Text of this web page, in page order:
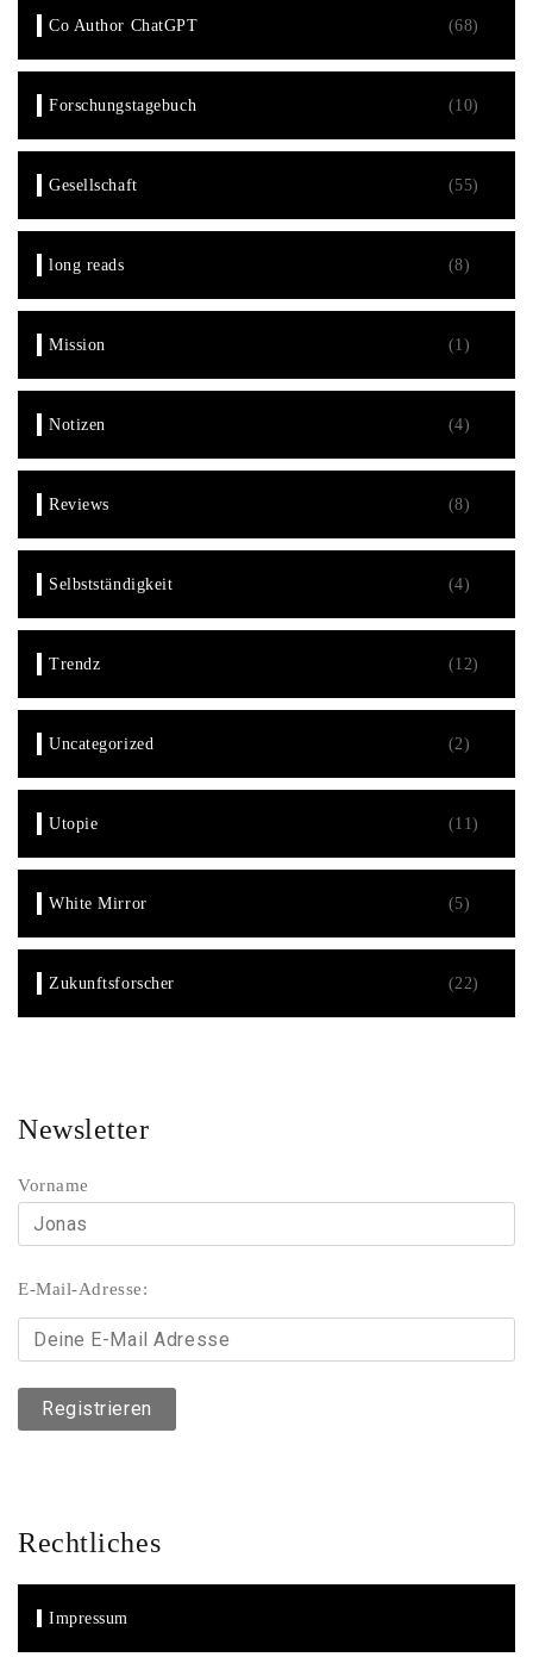
Co Author ChatGPT (68)
Forschungstagebuch (10)
Gesellschaft (55)
long reads (8)
Mission (1)
Notizen (4)
Reviews (8)
Selbstständigkeit (4)
Trendz (12)
Uncategorized (2)
Utopie (11)
White Mirror (5)
Zukunftsforscher (22)
Newsletter
Vorname
E-Mail-Adresse:
Rechtliches
Impressum